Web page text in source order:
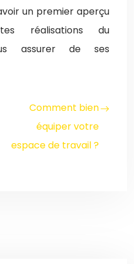
un premier aperçu
réalisations du
assurer de ses
Comment bien
équiper votre
espace de travail ?